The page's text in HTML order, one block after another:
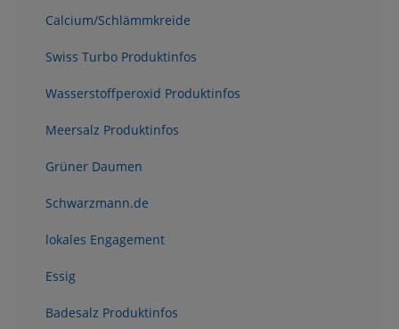
Calcium/Schlämmkreide
Swiss Turbo Produktinfos
Wasserstoffperoxid Produktinfos
Meersalz Produktinfos
Grüner Daumen
Schwarzmann.de
lokales Engagement
Essig
Badesalz Produktinfos